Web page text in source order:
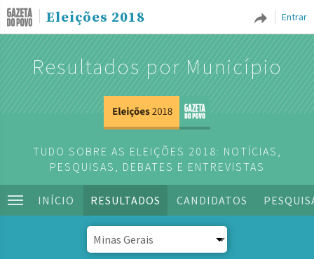
Entrar
Eleições 2018
Resultados por Município
TUDO SOBRE AS ELEIÇÕES 2018: NOTÍCIAS,
PESQUISAS, DEBATES E ENTREVISTAS
INÍCIO RESULTADOS CANDIDATOS